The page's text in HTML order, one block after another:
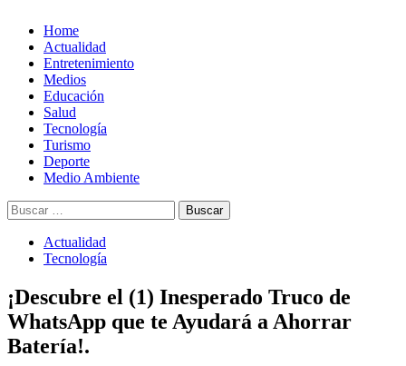
Home
Actualidad
Entretenimiento
Medios
Educación
Salud
Tecnología
Turismo
Deporte
Medio Ambiente
Buscar:
Actualidad
Tecnología
¡Descubre el (1) Inesperado Truco de
WhatsApp que te Ayudará a Ahorrar
Batería!.